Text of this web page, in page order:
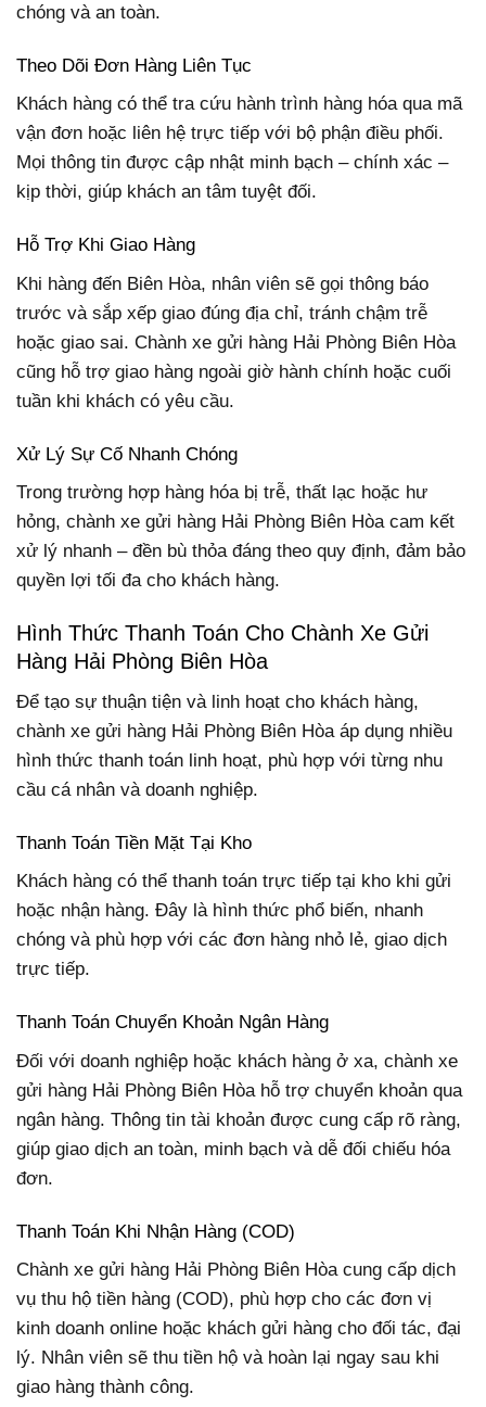
chóng và an toàn.
Theo Dõi Đơn Hàng Liên Tục
Khách hàng có thể tra cứu hành trình hàng hóa qua mã
vận đơn hoặc liên hệ trực tiếp với bộ phận điều phối.
Mọi thông tin được cập nhật minh bạch – chính xác –
kịp thời, giúp khách an tâm tuyệt đối.
Hỗ Trợ Khi Giao Hàng
Khi hàng đến Biên Hòa, nhân viên sẽ gọi thông báo
trước và sắp xếp giao đúng địa chỉ, tránh chậm trễ
hoặc giao sai. Chành xe gửi hàng Hải Phòng Biên Hòa
cũng hỗ trợ giao hàng ngoài giờ hành chính hoặc cuối
tuần khi khách có yêu cầu.
Xử Lý Sự Cố Nhanh Chóng
Trong trường hợp hàng hóa bị trễ, thất lạc hoặc hư
hỏng, chành xe gửi hàng Hải Phòng Biên Hòa cam kết
xử lý nhanh – đền bù thỏa đáng theo quy định, đảm bảo
quyền lợi tối đa cho khách hàng.
Hình Thức Thanh Toán Cho Chành Xe Gửi
Hàng Hải Phòng Biên Hòa
Để tạo sự thuận tiện và linh hoạt cho khách hàng,
chành xe gửi hàng Hải Phòng Biên Hòa áp dụng nhiều
hình thức thanh toán linh hoạt, phù hợp với từng nhu
cầu cá nhân và doanh nghiệp.
Thanh Toán Tiền Mặt Tại Kho
Khách hàng có thể thanh toán trực tiếp tại kho khi gửi
hoặc nhận hàng. Đây là hình thức phổ biến, nhanh
chóng và phù hợp với các đơn hàng nhỏ lẻ, giao dịch
trực tiếp.
Thanh Toán Chuyển Khoản Ngân Hàng
Đối với doanh nghiệp hoặc khách hàng ở xa, chành xe
gửi hàng Hải Phòng Biên Hòa hỗ trợ chuyển khoản qua
ngân hàng. Thông tin tài khoản được cung cấp rõ ràng,
giúp giao dịch an toàn, minh bạch và dễ đối chiếu hóa
đơn.
Thanh Toán Khi Nhận Hàng (COD)
Chành xe gửi hàng Hải Phòng Biên Hòa cung cấp dịch
vụ thu hộ tiền hàng (COD), phù hợp cho các đơn vị
kinh doanh online hoặc khách gửi hàng cho đối tác, đại
lý. Nhân viên sẽ thu tiền hộ và hoàn lại ngay sau khi
giao hàng thành công.